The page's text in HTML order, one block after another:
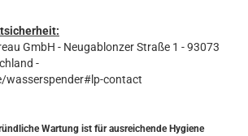
GmbH - Neugablonzer Straße 1 - 93073
-
contact
Wartung ist für ausreichende Hygiene